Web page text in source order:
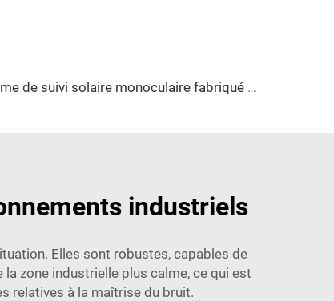
Système de suivi solaire monoculaire fabriqué en Chine avec moteur de rotation
industriels
Elles sont robustes, capables de
la zone industrielle plus calme, ce qui est
relatives à la maîtrise du bruit.